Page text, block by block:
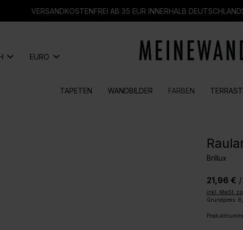
VERSANDKOSTENFREI AB 35 EUR INNERHALB
EURO
TAPETEN WANDBILDER FARBEN
Brillux
21,96 €
inkl. MwSt.
Grundpreis: